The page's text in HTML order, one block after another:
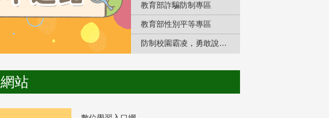
教育部詐騙防制專區
教育部性別平等專區
防制校園霸凌，勇敢說出來！
站